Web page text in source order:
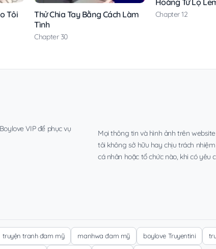
Tôi
Thử Chia Tay Bằng Cách Làm
Tình
Chapter 30
Chapter 12
VIP để phục vụ
Mọi thông tin và hình ảnh trên
tôi không sở hữu hay chịu trách
cá nhân hoặc tổ chức nào, khi có yêu
truyện tranh đam mỹ manhwa đam mỹ boylove Truyentini